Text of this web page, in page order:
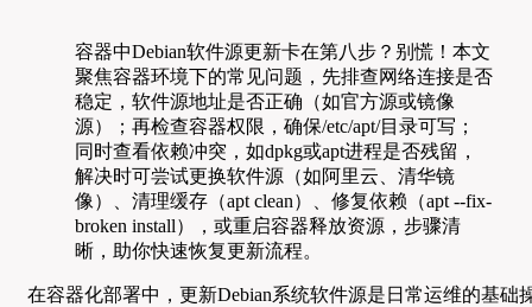
容器中Debian软件源更新卡在第八步？别慌！本文
聚焦容器环境下的常见问题，先排查网络连接是否
稳定，软件源地址是否正确（如官方源或镜像
源）；再检查容器权限，确保/etc/apt/目录可写；
同时查看依赖冲突，如dpkg或apt进程是否残留，
解决时可尝试更换软件源（如阿里云、清华镜
像）、清理缓存（apt clean）、修复依赖（apt --fix-
broken install），或重启容器释放资源，步骤清
晰，助你快速恢复更新流程。
在容器化部署中，更新Debian系统软件源是日常运维的基础